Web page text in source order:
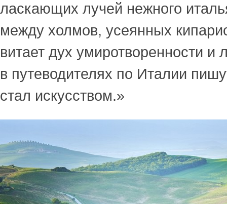
ласкающих лучей нежного
между холмов, усеянных
витает дух умиротворенности и
в путеводителях по Италии
стал искусством.»